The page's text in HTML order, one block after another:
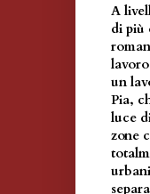
A
di più
un
Pia,
luce
zone